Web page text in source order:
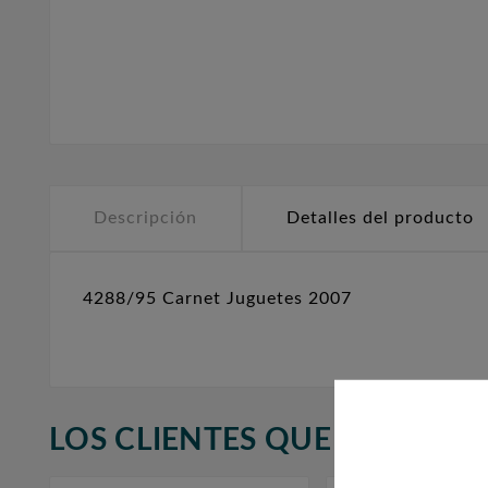
Descripción Detalles del producto
4288/95 Carnet Juguetes 2007
LOS CLIENTES QUE